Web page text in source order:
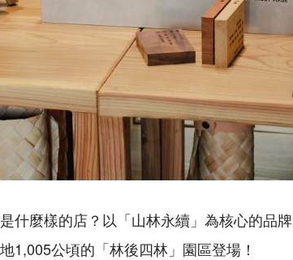
什麼樣的店？以「山林永續」為核心的品
1,005公頃的「林後四林」園區登場！